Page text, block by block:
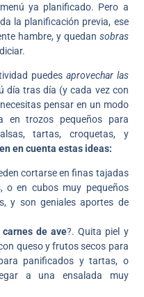
ya planificado. Pero a
la planificación previa, ese
hambre, y quedan sobras
puedes aprovechar las
día tras día (y cada vez con
pensar en un modo
en trozos pequeños para
tartas, croquetas, y
en cuenta estas ideas:
cortarse en finas tajadas
o en cubos muy pequeños
y son geniales aportes de
de ave?. Quita piel y
queso y frutos secos para
panificados y tartas, o
a una ensalada muy